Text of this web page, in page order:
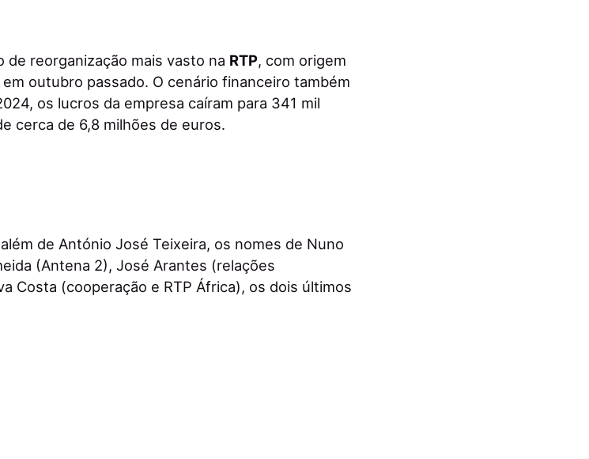
reorganização mais vasto na RTP, com origem
outubro passado. O cenário financeiro também
os lucros da empresa caíram para 341 mil
cerca de 6,8 milhões de euros.
de António José Teixeira, os nomes de Nuno
(Antena 2), José Arantes (relações
Costa (cooperação e RTP África), os dois últimos